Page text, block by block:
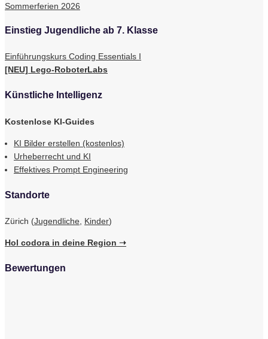
Sommerferien 2026
Einstieg Jugendliche ab 7. Klasse
Einführungskurs Coding Essentials I
[NEU] Lego-RoboterLabs
Künstliche Intelligenz
Kostenlose KI-Guides
KI Bilder erstellen (kostenlos)
Urheberrecht und KI
Effektives Prompt Engineering
Standorte
Zürich (Jugendliche Kinder)
Hol codora in deine Region ➝
Bewertungen